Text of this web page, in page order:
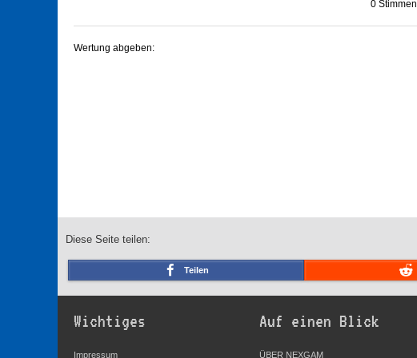
0 Stimmen
Wertung abgeben:
Diese Seite teilen:
Teilen
Wichtiges
Impressum
Auf einen Blick
ÜBER NEXGAM